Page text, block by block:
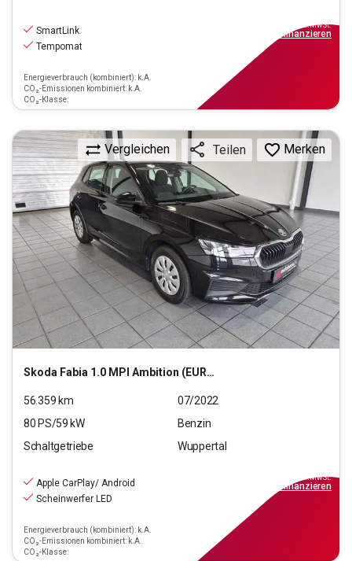
SmartLink
Tempomat
Energieverbrauch (kombiniert): k.A.
CO₂-Emissionen kombiniert: k.A.
CO₂-Klasse:
inkl.MwSt.
finanzieren
Skoda Fabia 1.0 MPI Ambition (EURO 6d)
Vergleichen Teilen Merken
56.359 km
07/2022
80 PS/59 kW
Benzin
Schaltgetriebe
Wuppertal
Apple CarPlay/ Android
Scheinwerfer LED
Energieverbrauch (kombiniert): k.A.
CO₂-Emissionen kombiniert: k.A.
CO₂-Klasse:
inkl.MwSt.
finanzieren